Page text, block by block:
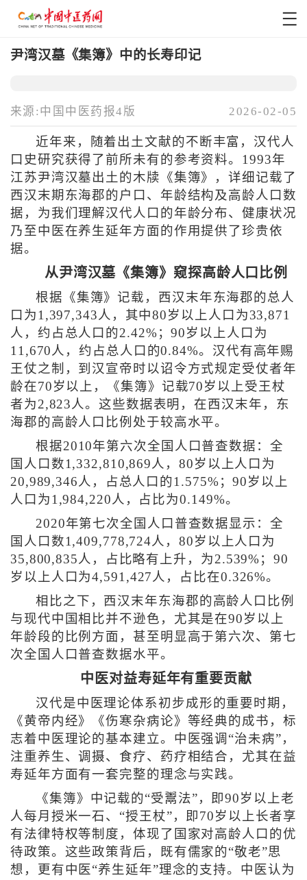
尹湾汉墓《集簿》中的长寿印记
来源:中国中医药报4版 2026-02-05
近年来，随着出土文献的不断丰富，汉代人
口史研究获得了前所未有的参考资料。1993年
江苏尹湾汉墓出土的木牍《集簿》，详细记载了
西汉末期东海郡的户口、年龄结构及高龄人口数
据，为我们理解汉代人口的年龄分布、健康状况
乃至中医在养生延年方面的作用提供了珍贵依
据。
从尹湾汉墓《集簿》窥探高龄人口比例
根据《集簿》记载，西汉末年东海郡的总人
口为1,397,343人，其中80岁以上人口为33,871
人，约占总人口的2.42%；90岁以上人口为
11,670人，约占总人口的0.84%。汉代有高年赐
王仗之制，到汉宣帝时以诏令方式规定受仗者年
龄在70岁以上，《集簿》记载70岁以上受王杖
者为2,823人。这些数据表明，在西汉末年，东
海郡的高龄人口比例处于较高水平。
根据2010年第六次全国人口普查数据：全
国人口数1,332,810,869人，80岁以上人口为
20,989,346人，占总人口的1.575%；90岁以上
人口为1,984,220人，占比为0.149%。
2020年第七次全国人口普查数据显示：全
国人口数1,409,778,724人，80岁以上人口为
35,800,835人，占比略有上升，为2.539%；90
岁以上人口为4,591,427人，占比在0.326%。
相比之下，西汉末年东海郡的高龄人口比例
与现代中国相比并不逊色，尤其是在90岁以上
年龄段的比例方面，甚至明显高于第六次、第七
次全国人口普查数据水平。
中医对益寿延年有重要贡献
汉代是中医理论体系初步成形的重要时期，
《黄帝内经》《伤寒杂病论》等经典的成书，标
志着中医理论的基本建立。中医强调“治未病”，
注重养生、调摄、食疗、药疗相结合，尤其在益
寿延年方面有一套完整的理念与实践。
《集簿》中记载的“受鬻法”，即90岁以上老
人每月授米一石、“授王杖”，即70岁以上长者享
有法律特权等制度，体现了国家对高龄人口的优
待政策。这些政策背后，既有儒家的“敬老”思
想，更有中医“养生延年”理念的支持。中医认为